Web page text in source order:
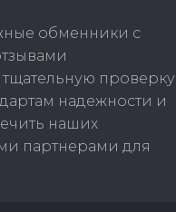
обменники с
тщательную проверку
надежности и
наших
партнерами для